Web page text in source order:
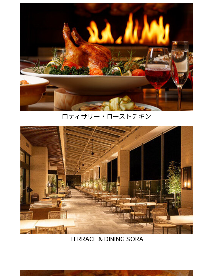
ロティサリー・ローストチキン
TERRACE & DINING SORA